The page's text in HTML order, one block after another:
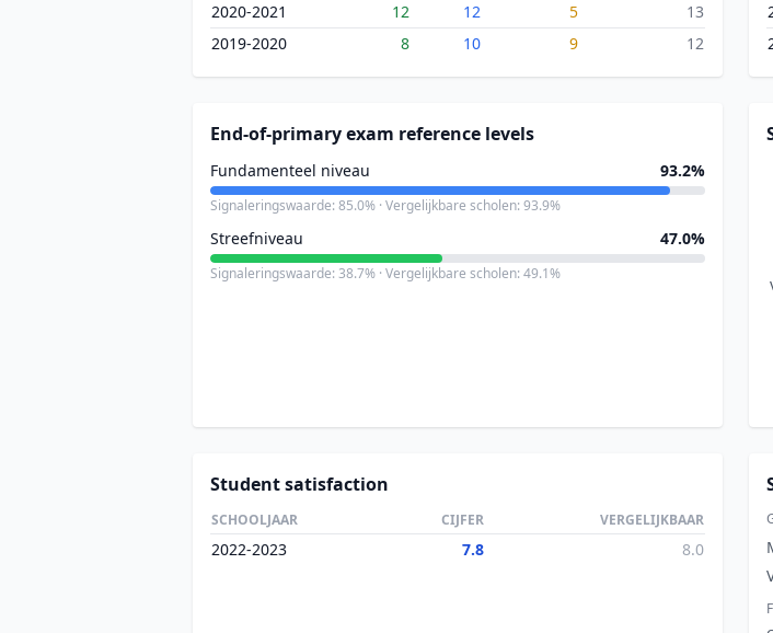
2020-2021
12 12 5
13
2019-2020
8 10 9 12
End-of-primary exam reference levels
Fundamenteel niveau 93.2%
Signaleringswaarde: 85.0% · Vergelijkbare scholen: 93.9%
Streefniveau 47.0%
Signaleringswaarde: 38.7% · Vergelijkbare scholen: 49.1%
Student satisfaction
SCHOOLJAAR CIJFER VERGELIJKBAAR
2022-2023 7.8 8.0